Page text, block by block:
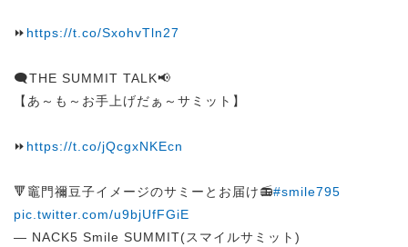
⏩ https://t.co/SxohvTln27
🗨️THE SUMMIT TALK📢
【あ～も～お手上げだぁ～サミット】
⏩ https://t.co/jQcgxNKEcn
🔻竈門禰豆子イメージのサミーとお届け📻#smile795
pic.twitter.com/u9bjUfFGiE
— NACK5 Smile SUMMIT(スマイルサミット)